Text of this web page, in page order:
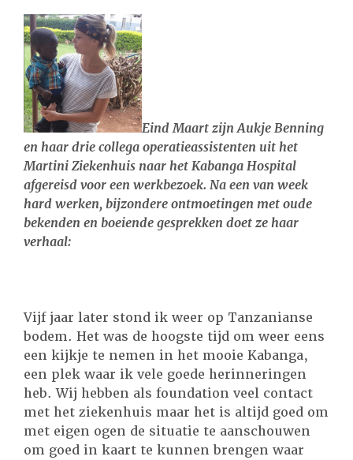
Eind Maart zijn Aukje Benning
en haar drie collega operatieassistenten uit het
Martini Ziekenhuis naar het Kabanga Hospital
afgereisd voor een werkbezoek. Na een van week
hard werken, bijzondere ontmoetingen met oude
bekenden en boeiende gesprekken doet ze haar
verhaal:
Vijf jaar later stond ik weer op Tanzanianse
bodem. Het was de hoogste tijd om weer eens
een kijkje te nemen in het mooie Kabanga,
een plek waar ik vele goede herinneringen
heb. Wij hebben als foundation veel contact
met het ziekenhuis maar het is altijd goed om
met eigen ogen de situatie te aanschouwen
om goed in kaart te kunnen brengen waar